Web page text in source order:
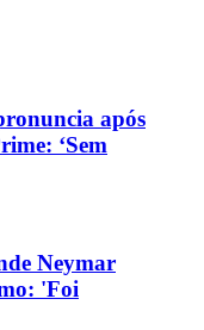
após
‘Sem
Neymar
'Foi